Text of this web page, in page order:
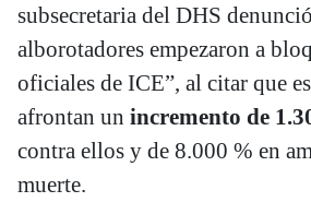
subsecretaria del DHS
alborotadores empezaron a
oficiales de ICE”, al citar que
afrontan un incremento de
contra ellos y de 8.000 % en
muerte.